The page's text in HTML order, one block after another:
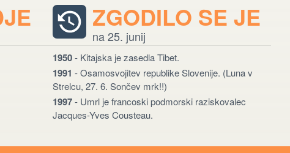
ZGODILO SE JE
na 25. junij
1950- Kitajska je zasedla Tibet.
1991 - Osamosvojitev republike Slovenije. (Luna v
Strelcu, 27. 6. Sončev mrk!!)
1997- Umrl je francoski podmorski raziskovalec
Jacques-Yves Cousteau.